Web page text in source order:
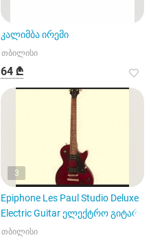
კალიმბა ირემი
თბილისი
64 ₾
3
Epiphone Les Paul Studio Deluxe
Electric Guitar ელექტრო გიტარა
თბილისი